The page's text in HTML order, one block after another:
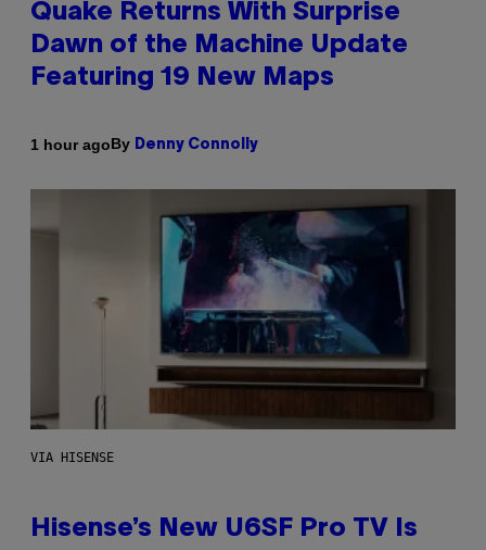
Quake Returns With Surprise
Dawn of the Machine Update
Featuring 19 New Maps
1 hour agoBy Denny Connolly
VIA HISENSE
Hisense’s New U6SF Pro TV Is